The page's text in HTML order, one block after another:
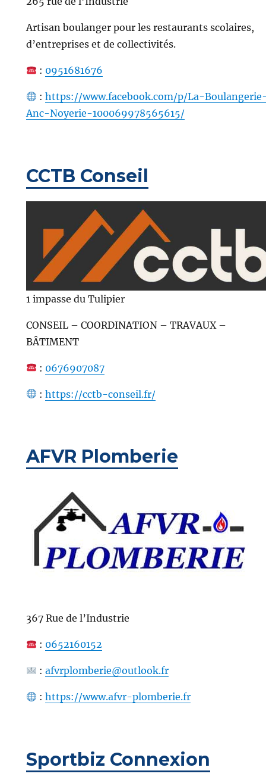
Artisan boulanger pour les restaurants scolaires,
d’entreprises et de collectivités.
: 0951681676
:https://www.facebook.com/p/La-
Anc-Noyerie-100069978565615/
CCTB Conseil
1 impasse du Tulipier
CONSEIL – COORDINATION – TRAVAUX –
BÂTIMENT
: 0676907087
:https://cctb-conseil.fr/
AFVR Plomberie
367 Rue de l’Industrie
: 0652160152
:afvrplomberie@outlook.fr
:https://www.afvr-plomberie.fr
Sportbiz Connexion